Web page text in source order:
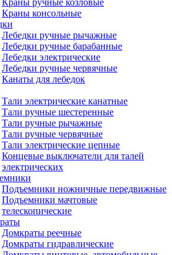
Краны ручные козловые
Краны консольные
Лебедки ручные рычажные
Лебедки ручные барабанные
Лебедки электрические
Лебедки ручные червячные
Канаты для лебедок
Тали электрические канатные
Тали ручные шестеренные
Тали ручные рычажные
Тали ручные червячные
Тали электрические цепные
Концевые выключатели для талей
электрических
Подъемники ножничные передвижные
Подъемники мачтовые
телескопические
Домкраты реечные
Домкраты гидравлические